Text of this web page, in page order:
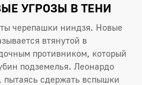
УГРОЗЫ В ТЕНИ
черепашки ниндзя. Новые
втянутой в
противником, который
подземелья. Леонардо
пытаясь сдержать вспышки